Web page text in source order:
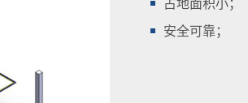
占地面积小；
安全可靠；